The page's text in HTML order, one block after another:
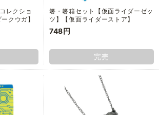
レクショ
クウガ】
箸・箸箱セット【仮面ライダーゼッ
ツ】【仮面ライダーストア】
748円
完売